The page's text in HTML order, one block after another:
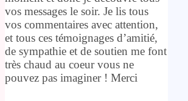
vos messages le soir. Je lis tous
vos commentaires avec attention,
et tous ces témoignages d’amitié,
de sympathie et de soutien me font
très chaud au coeur vous ne
pouvez pas imaginer ! Merci